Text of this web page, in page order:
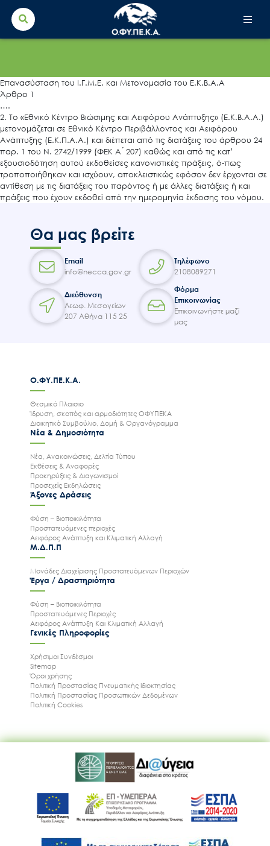
Search
for:
Search
for:
Νέα – Δημοσιότητα
Άξονες δράσης
Μ.Δ.Π.Π.
Επανασύσταση του Ι.Γ.Μ.Ε. και Μετονομασία του Ε.Κ.Β.Α.Α
Άρθρο 1
….
2. Το «Εθνικό Κέντρο Βιώσιμης και Αειφόρου Ανάπτυξης» (Ε.Κ.Β.Α.Α.)
μετονομάζεται σε Εθνικό Κέντρο Περιβάλλοντος και Αειφόρου
Ανάπτυξης (Ε.Κ.Π.Α.Α.) και διέπεται από τις διατάξεις του άρθρου 24
παρ. 1 του Ν. 2742/1999 (ΦΕΚ Α ́ 207) καθώς και από τις κατ’
εξουσιοδότηση αυτού εκδoθείσες κανονιστικές πράξεις, ό-πως
τροποποιήθηκαν και ισχύουν, αποκλειστικώς εφόσον δεν έρχονται σε
αντίθεση με τις διατάξεις του παρόντος ή με άλλες διατάξεις ή και
πράξεις που έχουν εκδοθεί από την ημερομηνία έκδοσης του νόμου.
Θα μας βρείτε
Email
info@necca.gov.gr
Τηλέφωνο
2108089271
Διεύθυνση
Λεωφ. Μεσογείων
207 Αθήνα 115 25
Φόρμα
Επικοινωνίας
Επικοινωνήστε μαζί
μας
Ο.ΦΥ.ΠΕ.Κ.Α.
Θεσμικό Πλαισιο
Ίδρυση, σκοπός και αρμοδιότητες ΟΦΥΠΕΚΑ
Διοικητικό Συμβούλιο, Δομή & Οργανόγραμμα
Νέα & Δημοσιότητα
Νέα, Ανακοινώσεις, Δελτία Τύπου
Εκθέσεις & Αναφορές
Προκηρύξεις & Διαγωνισμοί
Προσεχείς Εκδηλώσεις
Άξονες Δράσεις
Φύση – Βιοποικιλότητα
Προστατευόμενες περιοχές
Αειφόρος Ανάπτυξη και Κλιματική Αλλαγή
Μ.Δ.Π.Π
Μονάδες Διαχείρισης Προστατευόμενων Περιοχών
Έργα / Δραστηριότητα
Φύση – Βιοποικιλότητα
Προστατευόμενες Περιοχές
Αειφόρος Ανάπτυξη Και Κλιματική Αλλαγή
Γενικές Πληροφορίες
Χρήσιμοι Συνδέσμοι
Sitemap
Όροι χρήσης
Πολιτική Προστασίας Πνευματικής Ιδιοκτησίας
Πολιτική Προστασίας Προσωπικών Δεδομένων
Πολιτική Cookies